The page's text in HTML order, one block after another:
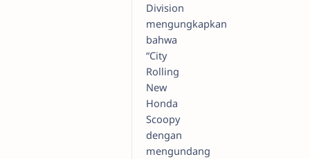
Division
mengungkapkan
bahwa
“City
Rolling
New
Honda
Scoopy
dengan
mengundang